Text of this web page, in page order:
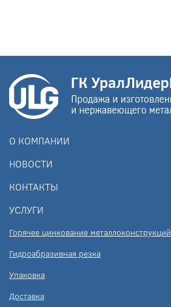
О КОМПАНИИ
НОВОСТИ
КОНТАКТЫ
УСЛУГИ
Горячее цинкование металлоконструкций
Гидроабразивная резка
Упаковка
Доставка